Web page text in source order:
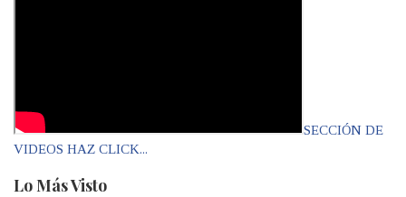
SECCIÓN DE
VIDEOS HAZ CLICK...
Lo Más Visto